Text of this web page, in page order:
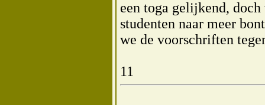
een toga gelijkend,
studenten naar meer
we de voorschriften
11